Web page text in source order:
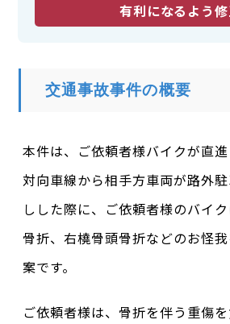
有利になるよう
交通事故事件の概要
本件は、ご依頼者様バイクが直進
対向車線から相手方車両が路外
しした際に、ご依頼者様のバイ
骨折、右橈骨頭骨折などのお怪
案です。
ご依頼者様は、骨折を伴う重傷を